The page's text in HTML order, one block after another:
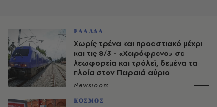
ΕΛΛΑΔΑ
Χωρίς τρένα και προαστιακό μέχρι
και τις 8/3 - «Χειρόφρενο» σε
λεωφορεία και τρόλεϊ, δεμένα τα
πλοία στον Πειραιά αύριο
Newsroom
ΚΟΣΜΟΣ